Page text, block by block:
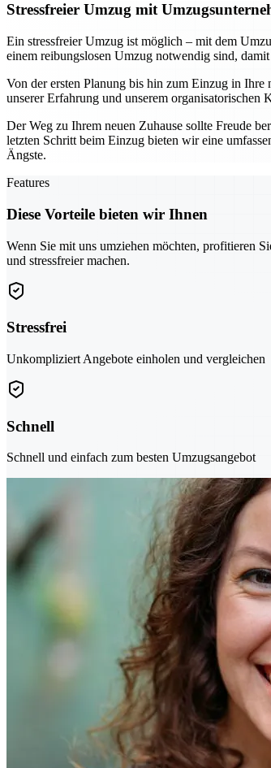
Stressfreier Umzug mit
Ein stressfreier Umzug ist möglich – mit dem
einem reibungslosen Umzug notwendig sind,
Von der ersten Planung bis hin zum Einzug in
unserer Erfahrung und unserem
Der Weg zu Ihrem neuen Zuhause sollte Freude
letzten Schritt beim Einzug bieten wir eine
Ängste.
Features
Diese Vorteile bieten wir Ihnen
Wenn Sie mit uns umziehen möchten, profitieren
und stressfreier machen.
Stressfrei
Unkompliziert Angebote einholen und vergleichen
Schnell
Schnell und einfach zum besten Umzugsangebot